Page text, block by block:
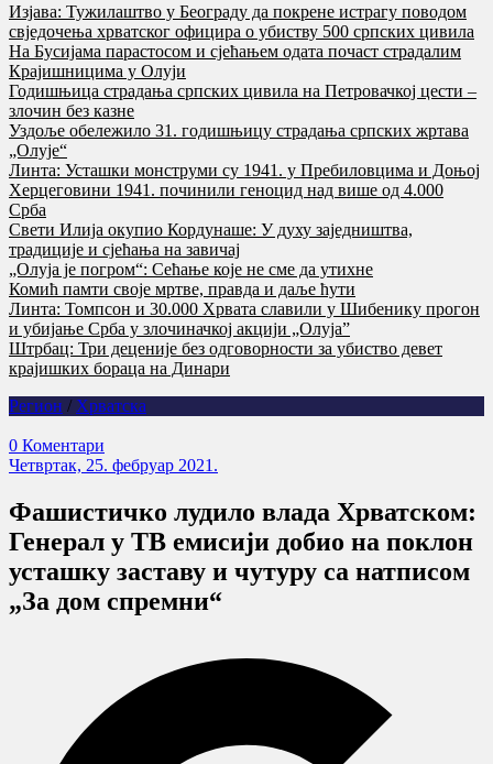
Изјава: Тужилаштво у Београду да покрене истрагу поводом
свједочења хрватског официра о убиству 500 српских цивила
На Бусијама парастосом и сјећањем одата почаст страдалим
Крајишницима у Олуји
Годишњица страдања српских цивила на Петровачкој цести –
злочин без казне
Уздоље обележило 31. годишњицу страдања српских жртава
„Олује“
Линта: Усташки монструми су 1941. у Пребиловцима и Доњој
Херцеговини 1941. починили геноцид над више од 4.000
Срба
Свети Илија окупио Кордунаше: У духу заједништва,
традиције и сјећања на завичај
„Олуја је погром“: Сећање које не сме да утихне
Комић памти своје мртве, правда и даље ћути
Линта: Томпсон и 30.000 Хрвата славили у Шибенику прогон
и убијање Срба у злочиначкој акцији „Олуја”
Штрбац: Три деценије без одговорности за убиство девет
крајишких бораца на Динари
Регион / Хрватска
0 Коментари
Четвртак, 25. фебруар 2021.
Фашистичко лудило влада Хрватском:
Генерал у ТВ емисији добио на поклон
усташку заставу и чутуру са натписом
„За дом спремни“